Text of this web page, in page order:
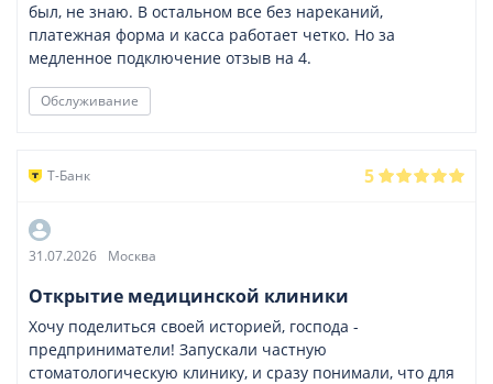
был, не знаю. В остальном все без нареканий,
платежная форма и касса работает четко. Но за
медленное подключение отзыв на 4.
Обслуживание
Т-Банк 5
31.07.2026 Москва
Открытие медицинской клиники
Хочу поделиться своей историей, господа -
предприниматели! Запускали частную
стоматологическую клинику, и сразу понимали, что для